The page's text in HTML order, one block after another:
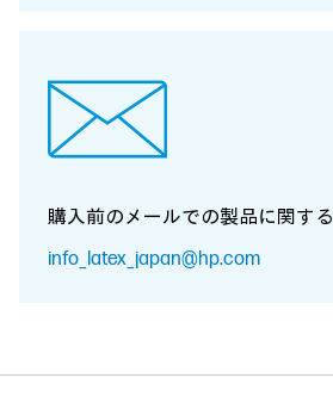
購入前のメールでの製品に関する
info_latex_japan@hp.com